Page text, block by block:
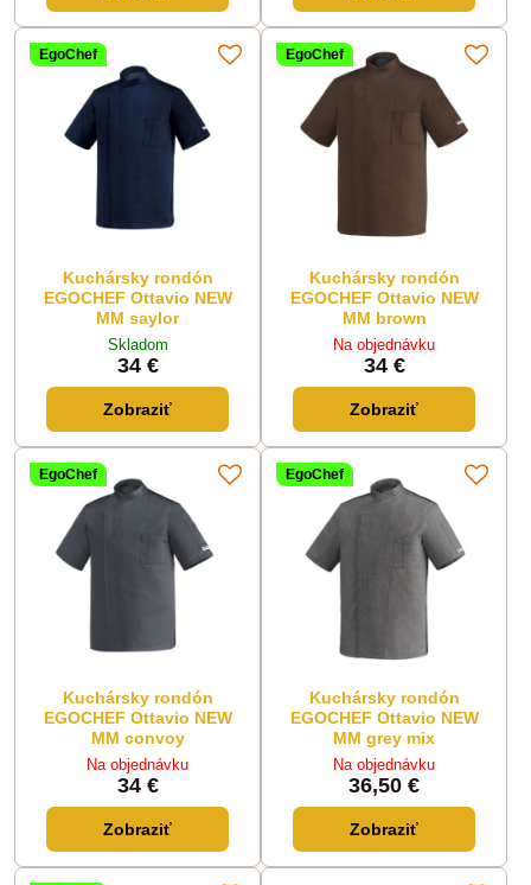
EgoChef
Kuchársky rondón
EGOCHEF Ottavio NEW
MM saylor
Skladom
34 €
Zobraziť
EgoChef
Kuchársky rondón
EGOCHEF Ottavio NEW
MM brown
Na objednávku
34 €
Zobraziť
EgoChef
Kuchársky rondón
EGOCHEF Ottavio NEW
MM convoy
Na objednávku
34 €
Zobraziť
EgoChef
Kuchársky rondón
EGOCHEF Ottavio NEW
MM grey mix
Na objednávku
36,50 €
Zobraziť